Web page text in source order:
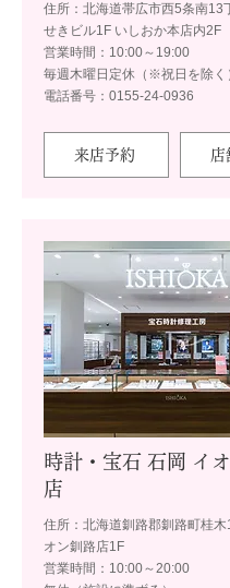
住所：北海道帯広市西5条南13
せきビル1F いしおか本店内2F
営業時間：10:00～19:00
毎週木曜日定休（※祝日を除く
電話番号：0155-24-0936
来店予約 店
時計・宝石 石岡 イ
店
住所：北海道釧路郡釧路町桂木
オン釧路店1F
営業時間：10:00～20:00